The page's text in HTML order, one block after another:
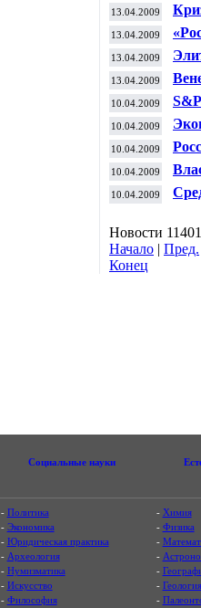
13.04.2009
13.04.2009
13.04.2009
13.04.2009
день
10.04.2009
17%
10.04.2009
10.04.2009
10.04.2009
10.04.2009
Новости
Начало | Пред.
Конец
Социальные науки
- Политика
- Экономика
- Юридическая практика
- Археология
- Нумизматика
- Искусство
- Философия
- Химия
- Физика
-
-
-
- Геология
-